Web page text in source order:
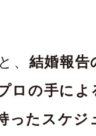
、 結婚報告
ロの手によ
ったスケジ